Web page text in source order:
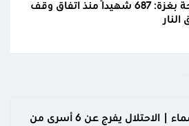
الصحة بغزة: 687 شهيدًا منذ اتفاق وقف
النار
بالأسماء | الاحتلال يفرج عن 6 أسرى من